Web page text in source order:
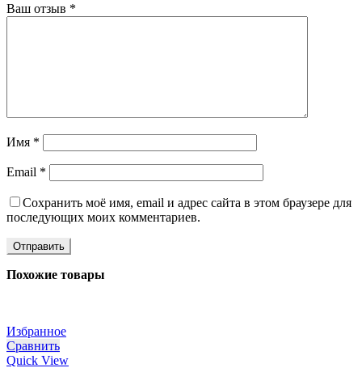
Ваш отзыв *
Имя *
Email *
Сохранить моё имя, email и адрес сайта в этом браузере для
последующих моих комментариев.
Похожие товары
Избранное
Сравнить
Quick View